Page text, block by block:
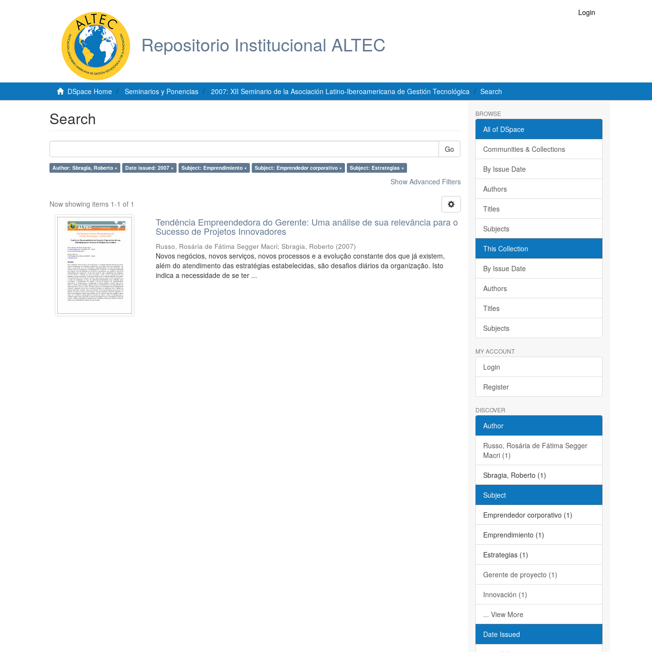
Repositorio Institucional ALTEC
Login
DSpace Home Seminarios y Ponencias 2007: XII Seminario de la Asociación Latino-Iberoamericana de Gestión Tecnológica Search
Search
Go
Author: Sbragia, Roberto × Date issued: 2007 × Subject: Emprendimiento × Subject: Emprendedor corporativo × Subject: Estrategias ×
Show Advanced Filters
Now showing items 1-1 of 1
Tendência Empreendedora do Gerente: Uma análise de sua relevância para o
Sucesso de Projetos Innovadores
Russo, Rosária de Fátima Segger Macri;Sbragia, Roberto (2007)
Novos negócios, novos serviços, novos processos e a evolução constante dos que já existem,
além do atendimento das estratégias estabelecidas, são desafios diários da organização. Isto
indica a necessidade de se ter ...
BROWSE
All of DSpace
Communities & Collections
By Issue Date
Authors
Titles
Subjects
This Collection
By Issue Date
Authors
Titles
Subjects
MY ACCOUNT
Login
Register
DISCOVER
Author
Russo, Rosária de Fátima Segger
Macri (1)
Sbragia, Roberto (1)
Subject
Emprendedor corporativo (1)
Emprendimiento (1)
Estrategias (1)
Gerente de proyecto (1)
Innovación (1)
... View More
Date Issued